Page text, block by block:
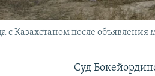
с Казахстаном после объявления
Суд